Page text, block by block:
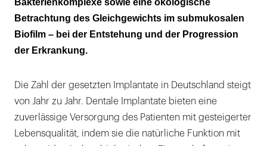
Bakterienkomplexe sowie eine ökologische
Betrachtung des Gleichgewichts im submukosalen
Biofilm – bei der Entstehung und der Progression
der Erkrankung.
Die Zahl der gesetzten Implantate in Deutschland steigt
von Jahr zu Jahr. Dentale Implantate bieten eine
zuverlässige Versorgung des Patienten mit gesteigerter
Lebensqualität, indem sie die natürliche Funktion mit